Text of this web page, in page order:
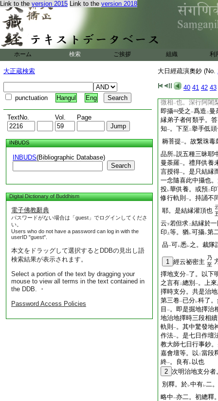
Link to the version 2015 Link to the version 2018
ホーム 検索 ご挨拶 組織 利
大正蔵検索
punctuation Hangul Eng
TextNo. Vol. Page
INBUDS
INBUDS(Bibliographic Database)
Search
Digital Dictionary of Buddhism
電子佛教辭典
パスワードがない場合は「guest」でログインしてくださ
い。
Users who do not have a password can log in with the
userID "guest".
本文をドラッグして選択するとDDBの見出し語
検索結果が表示されます。
Select a portion of the text by dragging your
mouse to view all terms in the text contained in
the DDB. ・
Password Access Policies
大日經疏演奧鈔 (No.
40 41 42 43
荼吉儞儀軌説
問曰上明 乃至
上明擇弟子等
攝受弟
。初是中有下就
結縁弟子。二機各
下。於三 傳法弟子 一
徳具足 。此約 現
前後非二 相違 一
也 裁
微相一也。深行阿闍
即攝
受之 一爲造 二 曼
縁弟子者何類乎。
知一。下至 二擧手低
耨菩提一。故繋珠毒
品所レ説五種三昧耶
曼荼羅一。禮拜供養
言授得一。是只結縁
一念隨喜此中攝也
投レ華供養。或預二
修行軌則 一。持誦不
耶。是結縁灌頂也
云下若但求 二結縁於
印
上等。猶レ可攝レ第
品一可レ悉レ之。裁隊
1 經云祕密主
乃
至
擇地支分一了。以下
之言有二總別 一。上
擇時支分。共是治
第三卷一已分レ科了
目 一。即是掘地擇治
地治地擇時三段相
軌則 一。其中驚發地
作法一。是七日作壇
教大師七日行事鈔
嘉會壇等。以 二當段
終一。良有レ 以也
2 次明治地支分
別釋。於レ中有レ二
略中一亦二。初總釋